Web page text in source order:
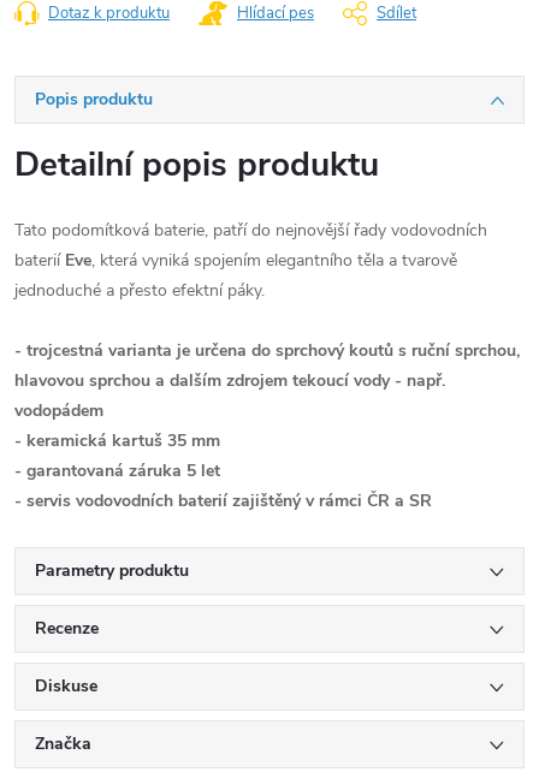
Dotaz k produktu Hlídací pes Sdílet
Popis produktu
Detailní popis produktu
Tato podomítková baterie, patří do nejnovější řady vodovodních
baterií Eve, která vyniká spojením elegantního těla a tvarově
jednoduché a přesto efektní páky.
- trojcestná varianta je určena do sprchový koutů s ruční sprchou,
hlavovou sprchou a dalším zdrojem tekoucí vody - např.
vodopádem
- keramická kartuš 35 mm
- garantovaná záruka 5 let
- servis vodovodních baterií zajištěný v rámci ČR a SR
Parametry produktu
Recenze
Diskuse
Značka